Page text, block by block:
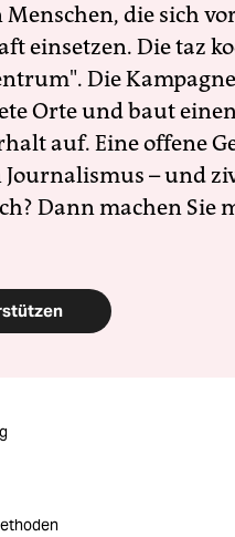
die sich
einsetzen. Die taz
Die
Orte und baut
auf. Eine offene
– und
Dann machen